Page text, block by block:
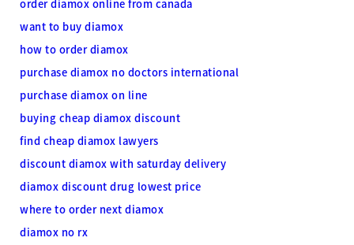
order diamox online from canada
want to buy diamox
how to order diamox
purchase diamox no doctors international
purchase diamox on line
buying cheap diamox discount
find cheap diamox lawyers
discount diamox with saturday delivery
diamox discount drug lowest price
where to order next diamox
diamox no rx